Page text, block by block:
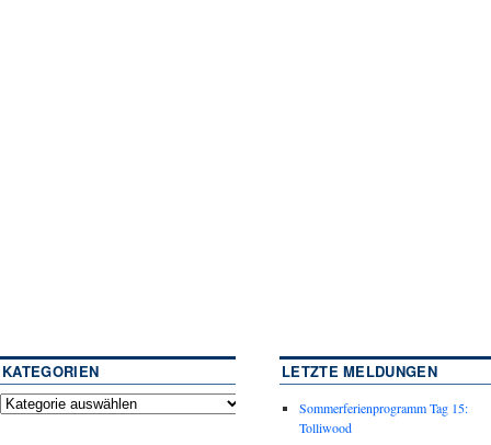
KATEGORIEN LETZTE MELDUNGEN
Sommerferienprogramm Tag 15:
Tolliwood